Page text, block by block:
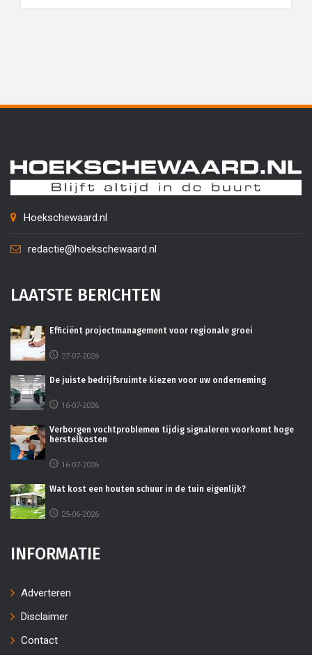
Hoekschewaard.nl
redactie@hoekschewaard.nl
LAATSTE BERICHTEN
Efficiënt projectmanagement voor regionale groei
27-07-2026
De juiste bedrijfsruimte kiezen voor uw onderneming
16-07-2026
Verborgen vochtproblemen tijdig signaleren voorkomt hoge
herstelkosten
16-07-2026
Wat kost een houten schuur in de tuin eigenlijk?
25-06-2026
INFORMATIE
Adverteren
Disclaimer
Contact